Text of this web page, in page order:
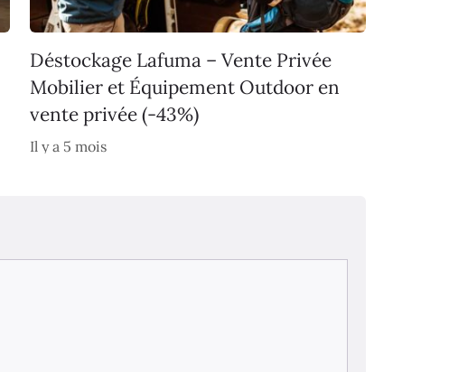
Déstockage Lafuma – Vente Privée
Mobilier et Équipement Outdoor en
vente privée (-43%)
Il y a 5 mois